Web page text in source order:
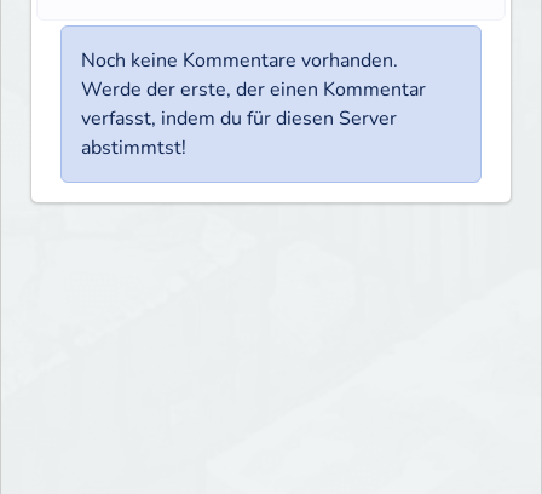
Noch keine Kommentare vorhanden.
Werde der erste, der einen Kommentar
verfasst, indem du für diesen Server
abstimmtst!